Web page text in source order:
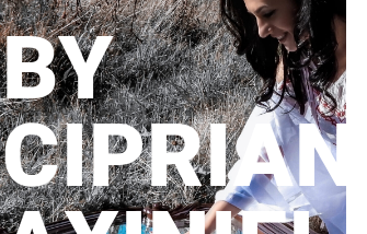
BY
CIPRIAN